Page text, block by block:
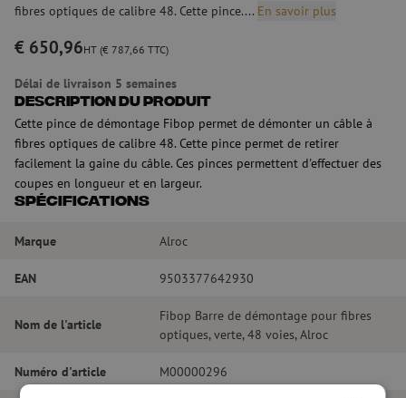
fibres optiques de calibre 48. Cette pince.... En savoir plus
€ 650,96HT (€ 787,66 TTC)
Délai de livraison 5 semaines
Description du produit
Cette pince de démontage Fibop permet de démonter un câble à
fibres optiques de calibre 48. Cette pince permet de retirer
facilement la gaine du câble. Ces pinces permettent d'effectuer des
coupes en longueur et en largeur.
Spécifications
Marque Alroc
EAN 9503377642930
Nom de l'article
Fibop Barre de démontage pour fibres
optiques, verte, 48 voies, Alroc
Numéro d'article M00000296